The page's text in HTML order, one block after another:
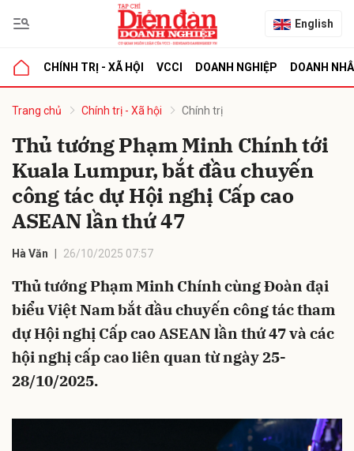
English
CHÍNH TRỊ - XÃ HỘI VCCI DOANH NGHIỆP DOANH
Trang chủ Chính trị - Xã hội Chính trị
Thủ tướng Phạm Minh Chính tới
Kuala Lumpur, bắt đầu chuyến
công tác dự Hội nghị Cấp cao
ASEAN lần thứ 47
Hà Văn 26/10/2025 07:57
Thủ tướng Phạm Minh Chính cùng Đoàn đại
biểu Việt Nam bắt đầu chuyến công tác tham
dự Hội nghị Cấp cao ASEAN lần thứ 47 và các
hội nghị cấp cao liên quan từ ngày 25-
28/10/2025.
luận